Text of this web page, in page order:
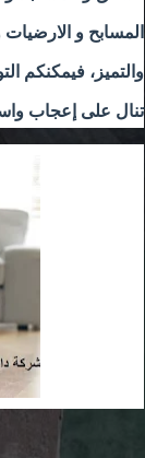
المسابح و
والتميز، فيمكنكم
تنال على إعجاب